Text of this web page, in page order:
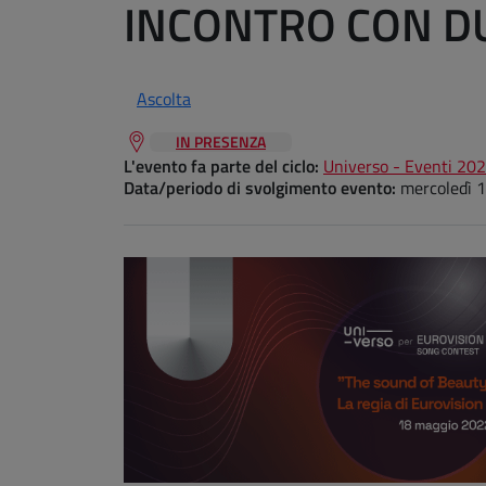
INCONTRO CON
Ascolta
IN PRESENZA
L'evento fa parte del ciclo: Universo - Eventi
Data/periodo di svolgimento evento: mercoledì